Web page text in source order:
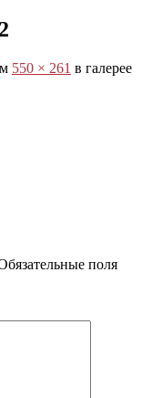
550 × 261 в галерее
поля